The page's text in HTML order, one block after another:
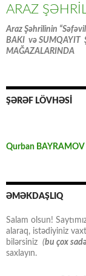
ARAZ
Araz Şəhrilinin
BAKI və SUMQAYIT
MAĞAZALARINDA
ŞƏRƏF LÖVHƏSİ
Qurban BAYRAMOV
ƏMƏKDAŞLIQ
Salam olsun!
alaraq, istədiyiniz
bilərsiniz (bu çox
saxlayın.